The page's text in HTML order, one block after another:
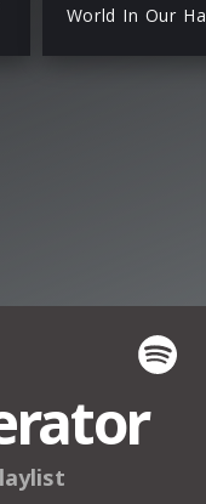
World In Our